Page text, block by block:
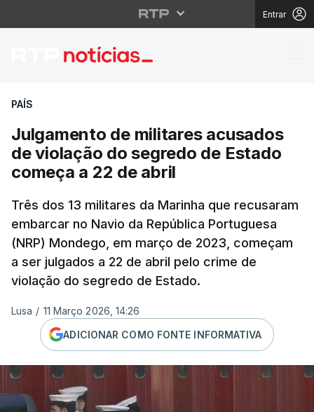
Entrar
Julgamento de
PAÍS
Julgamento de militares acusados
de violação do segredo de Estado
começa a 22 de abril
Três dos 13 militares da Marinha que recusaram
embarcar no Navio da República Portuguesa
(NRP) Mondego, em março de 2023, começam
a ser julgados a 22 de abril pelo crime de
violação do segredo de Estado.
Lusa / 11 Março 2026, 14:26
ADICIONAR COMO FONTE INFORMATIVA